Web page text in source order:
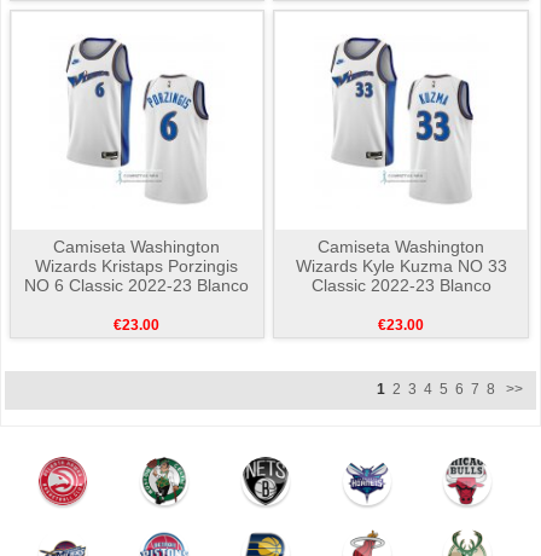
Camiseta Washington
Wizards Kristaps Porzingis
NO 6 Classic 2022-23 Blanco
€23.00
Camiseta Washington
Wizards Kyle Kuzma NO 33
Classic 2022-23 Blanco
€23.00
1 2 3 4 5 6 7 8 >>